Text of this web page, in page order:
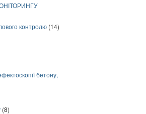
контролю (14)
бетону,
(8)